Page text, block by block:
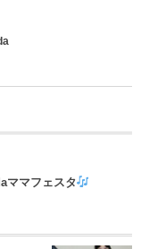
ママフェスタ